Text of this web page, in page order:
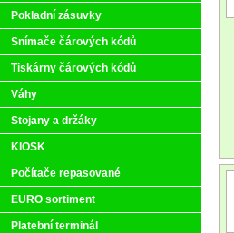
Pokladní zásuvky
Snímače čárových kódů
Tiskárny čárových kódů
Váhy
Stojany a držáky
KIOSK
Počítače repasované
EURO sortiment
Platební terminál